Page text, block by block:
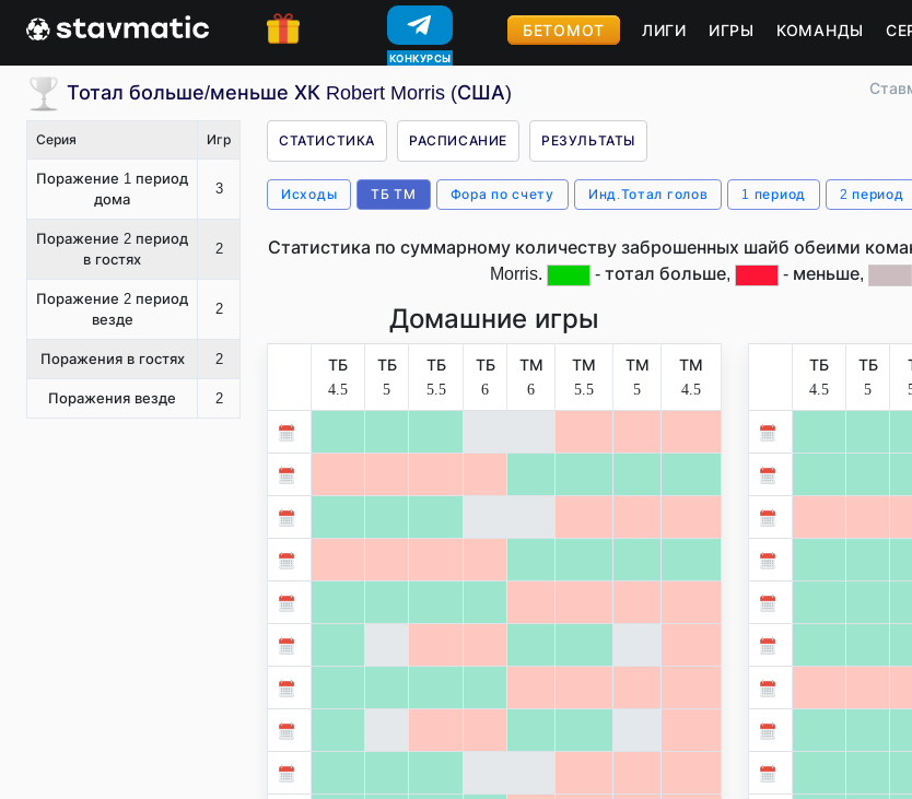
КОНКУРСЫ
БЕТОМОТ ЛИГИ ИГРЫ КОМАНДЫ
Тотал больше/меньше ХК Robert Morris (США)
Серия Игр
Поражение 1 период
дома
3
Поражение 2 период
в гостях
2
Поражение 2 период
везде
2
Поражения в гостях 2
Поражения везде 2
СТАТИСТИКА РАСПИСАНИЕ РЕЗУЛЬТАТЫ
Исходы ТБ ТМ Фора по счету Инд.Тотал голов 1 период 2 период
Статистика по суммарному количеству заброшенных шайб обеими
Morris.
- тотал больше, - меньше,
Домашние игры
ТБ
4.5
ТБ
5
ТБ
5.5
ТБ
6
ТМ
6
ТМ
5.5
ТМ
5
ТМ
4.5
ТБ
4.5
ТБ
5